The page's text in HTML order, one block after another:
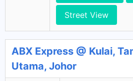
Street View
ABX Express @ Kulai,
Utama, Johor